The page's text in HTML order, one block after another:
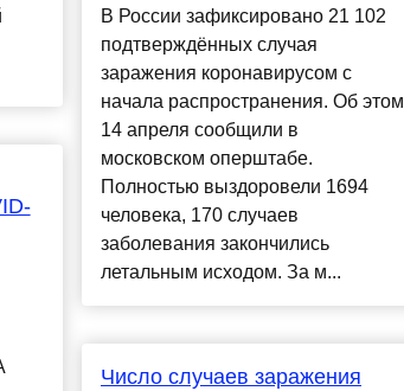
В России зафиксировано 21 102
подтверждённых случая
заражения коронавирусом с
начала распространения. Об этом
14 апреля сообщили в
московском оперштабе.
Полностью выздоровели 1694
человека, 170 случаев
заболевания закончились
летальным исходом. За м...
Число случаев заражения